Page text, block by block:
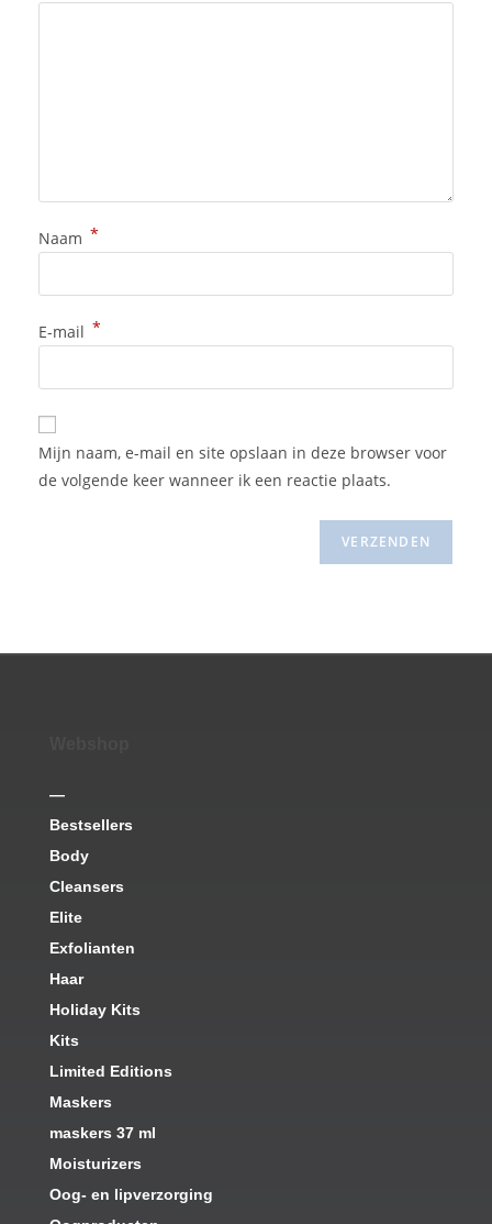
Naam *
E-mail *
Mijn naam, e-mail en site opslaan in deze browser voor
de volgende keer wanneer ik een reactie plaats.
—
Bestsellers
Body
Cleansers
Elite
Exfolianten
Haar
Holiday Kits
Kits
Limited Editions
Maskers
maskers 37 ml
Moisturizers
Oog- en lipverzorging